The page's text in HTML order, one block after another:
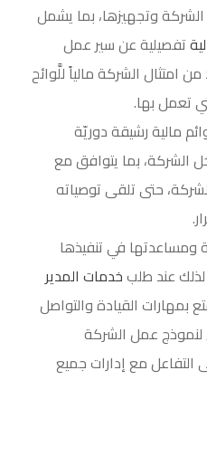
الشركة وتجهيزها، بما يشمل
تفصيلية عن سير عمل
امتثال الشركة مالياً للَّوائح
تعمل بها.
مالية رشيقة دوريّة
الشركة، بما يتوافق مع
حتى تلقى توصياته
ومساعدتها في تنفيذها
عند طلبخدمات المدير
بمهارات القيادة والتواصل
عمل الشركة
التفاعل مع إدارات جميع